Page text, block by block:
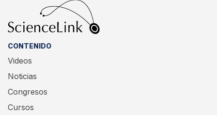
CONTENIDO
Videos
Noticias
Congresos
Cursos